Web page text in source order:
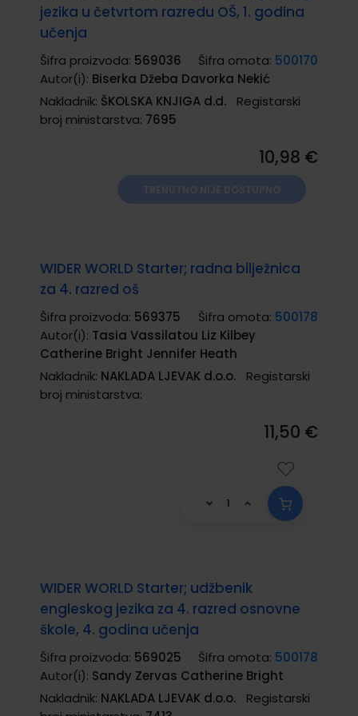
jezika u četvrtom razredu OŠ, 1. godina
učenja
Šifra proizvoda: 569036 Šifra omota: 500170
Autor(i): Biserka Džeba Davorka Nekić
Nakladnik: ŠKOLSKA KNJIGA d.d.
Registarski
broj ministarstva: 7695
10,98 €
WIDER WORLD Starter; radna bilježnica
za 4. razred oš
Šifra proizvoda: 569375 Šifra omota: 500178
Autor(i): Tasia Vassilatou Liz Kilbey
Catherine Bright Jennifer Heath
Nakladnik: NAKLADA LJEVAK d.o.o.
Registarski
broj ministarstva:
11,50 €
WIDER WORLD Starter; udžbenik
engleskog jezika za 4. razred osnovne
škole, 4. godina učenja
Šifra proizvoda: 569025 Šifra omota: 500178
Autor(i): Sandy Zervas Catherine Bright
Nakladnik: NAKLADA LJEVAK d.o.o.
Registarski